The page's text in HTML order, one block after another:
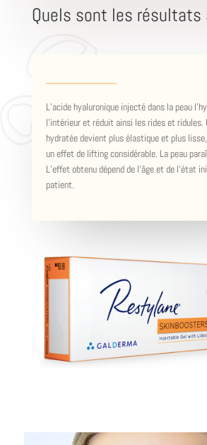
Quels sont les résultats
L’acide hyaluronique injecté dans la peau
l’intérieur et réduit ainsi les rides et ridules.
hydratée devient plus élastique et plus
un effet de lifting considérable. La peau
L’effet obtenu dépend de l’âge et de l’état
patient.